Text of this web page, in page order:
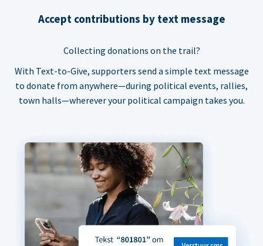
Accept contributions by text message
Collecting donations on the trail?
With Text-to-Give, supporters send a simple text message
to donate from anywhere—during political events, rallies,
town halls—wherever your political campaign takes you.